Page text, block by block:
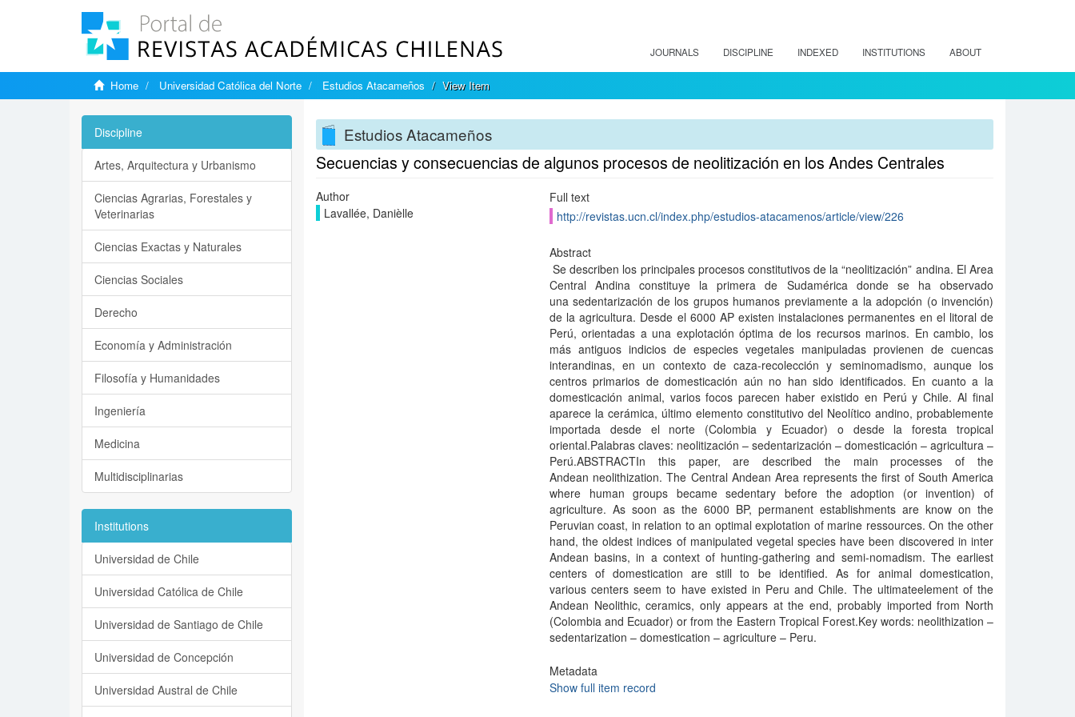
JOURNALS DISCIPLINE INDEXED INSTITUTIONS ABOUT
Home Universidad Católica del Norte Estudios Atacameños View Item
Estudios Atacameños
Secuencias y consecuencias de algunos procesos de neolitización en los Andes Centrales
Author
Lavallée, Danièlle
Full text
http://revistas.ucn.cl/index.php/estudios-atacamenos/article/view/226
Abstract
Se describen los principales procesos constitutivos de la “neolitización” andina. El Area
Central Andina constituye la primera de Sudamérica donde se ha observado
una sedentarización de los grupos humanos previamente a la adopción (o invención)
de la agricultura. Desde el 6000 AP existen instalaciones permanentes en el litoral de
Perú, orientadas a una explotación óptima de los recursos marinos. En cambio, los
más antiguos indicios de especies vegetales manipuladas provienen de cuencas
interandinas, en un contexto de caza-recolección y seminomadismo, aunque los
centros primarios de domesticación aún no han sido identificados. En cuanto a la
domesticación animal, varios focos parecen haber existido en Perú y Chile. Al final
aparece la cerámica, último elemento constitutivo del Neolítico andino, probablemente
importada desde el norte (Colombia y Ecuador) o desde la foresta tropical
oriental.Palabras claves: neolitización – sedentarización – domesticación – agricultura –
Perú.ABSTRACTIn this paper, are described the main processes of the
Andean neolithization. The Central Andean Area represents the first of South America
where human groups became sedentary before the adoption (or invention) of
agriculture. As soon as the 6000 BP, permanent establishments are know on the
Peruvian coast, in relation to an optimal explotation of marine ressources. On the other
hand, the oldest indices of manipulated vegetal species have been discovered in inter
Andean basins, in a context of hunting-gathering and semi-nomadism. The earliest
centers of domestication are still to be identified. As for animal domestication,
various centers seem to have existed in Peru and Chile. The ultimateelement of the
Andean Neolithic, ceramics, only appears at the end, probably imported from North
(Colombia and Ecuador) or from the Eastern Tropical Forest.Key words: neolithization –
sedentarization – domestication – agriculture – Peru.
Metadata
Show full item record
Discipline
Artes, Arquitectura y Urbanismo
Ciencias Agrarias, Forestales y
Veterinarias
Ciencias Exactas y Naturales
Ciencias Sociales
Derecho
Economía y Administración
Filosofía y Humanidades
Ingeniería
Medicina
Multidisciplinarias
Institutions
Universidad de Chile
Universidad Católica de Chile
Universidad de Santiago de Chile
Universidad de Concepción
Universidad Austral de Chile